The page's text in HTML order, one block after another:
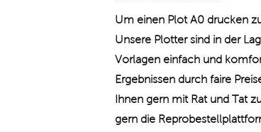
Um einen Plot A0 drucken
Unsere Plotter sind in der
Vorlagen einfach und
Ergebnissen durch faire
Ihnen gern mit Rat und Tat
gern die